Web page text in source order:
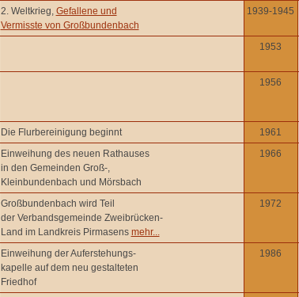
2. Weltkrieg, Gefallene und
Vermisste von Großbundenbach
1939-1945
1953
1956
Die Flurbereinigung beginnt
1961
Einweihung des neuen Rathauses
in den Gemeinden Groß-,
Kleinbundenbach und Mörsbach
1966
Großbundenbach wird Teil
der Verbandsgemeinde Zweibrücken-
Land im Landkreis Pirmasens mehr...
1972
Einweihung der Auferstehungs-
kapelle auf dem neu gestalteten
Friedhof
1986